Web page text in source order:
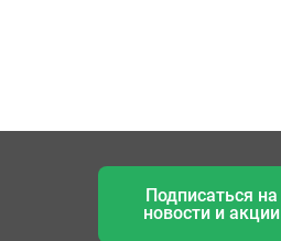
Подписаться на
новости и акции